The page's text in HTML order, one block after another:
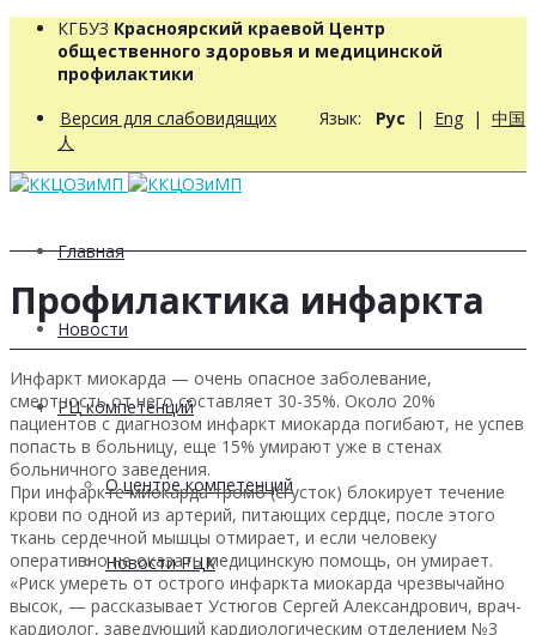
КГБУЗ Красноярский краевой Центр
общественного здоровья и медицинской
профилактики
Версия для слабовидящих Язык: Рус | Eng | 中国
人
Главная
Новости
РЦ компетенций
О центре компетенций
Новости РЦК
Профилактика инфаркта
Инфаркт миокарда — очень опасное заболевание,
смертность от него составляет 30-35%. Около 20%
пациентов с диагнозом инфаркт миокарда погибают, не успев
попасть в больницу, еще 15% умирают уже в стенах
больничного заведения.
При инфаркте миокарда тромб (сгусток) блокирует течение
крови по одной из артерий, питающих сердце, после этого
ткань сердечной мышцы отмирает, и если человеку
оперативно не оказать медицинскую помощь, он умирает.
«Риск умереть от острого инфаркта миокарда чрезвычайно
высок, — рассказывает Устюгов Сергей Александрович, врач-
кардиолог, заведующий кардиологическим отделением №3